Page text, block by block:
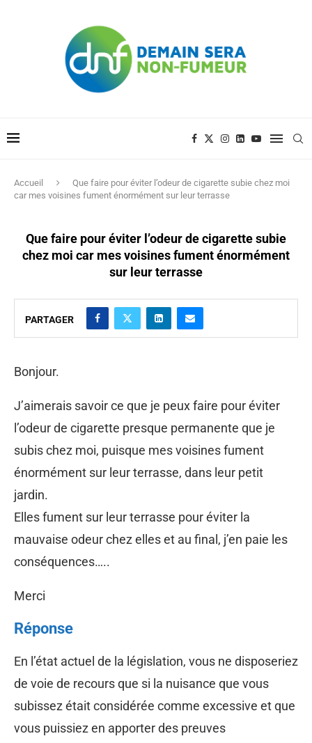
Accueil
Que faire pour éviter l’odeur de cigarette subie chez moi
car mes voisines fument énormément sur leur terrasse
Que faire pour éviter l’odeur de cigarette subie
chez moi car mes voisines fument énormément
sur leur terrasse
PARTAGER
Bonjour.
J’aimerais savoir ce que je peux faire pour éviter
l’odeur de cigarette presque permanente que je
subis chez moi, puisque mes voisines fument
énormément sur leur terrasse, dans leur petit
jardin.
Elles fument sur leur terrasse pour éviter la
mauvaise odeur chez elles et au final, j’en paie les
conséquences…..
Merci
Réponse
En l’état actuel de la législation, vous ne disposeriez
de voie de recours que si la nuisance que vous
subissez était considérée comme excessive et que
vous puissiez en apporter des preuves